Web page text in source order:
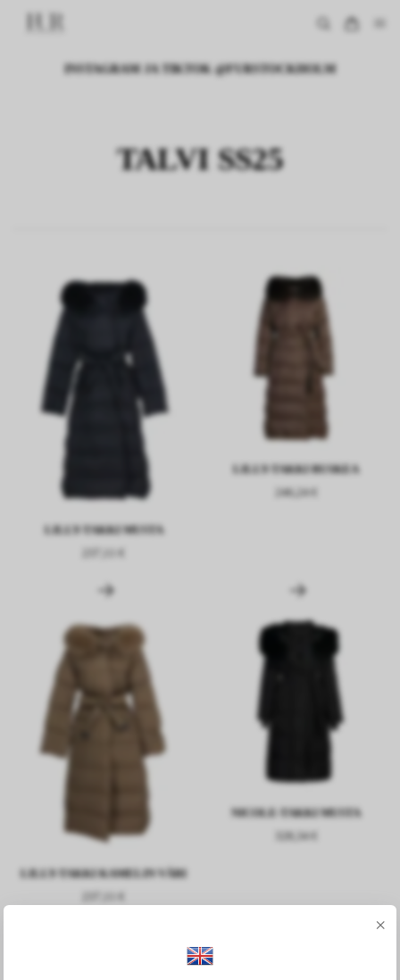
INSTAGRAM JA TIKTOK @FURSTOCKHOLM
TALVI SS25
LILLY-TAKKI MUSTA
LILLY-TAKKI RUSKEA
246,24 €
LILLY-TAKKI KAMELIN VÄRI
NICOLE-TAKKI MUSTA
328,34 €
×